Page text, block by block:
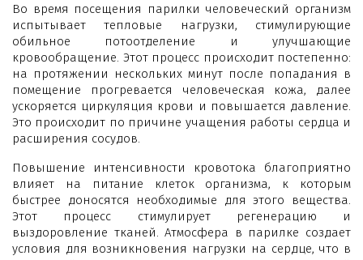
Во время посещения парилки человеческий организм
испытывает тепловые нагрузки, стимулирующие
обильное потоотделение и улучшающие
кровообращение. Этот процесс происходит постепенно:
на протяжении нескольких минут после попадания в
помещение прогревается человеческая кожа, далее
ускоряется циркуляция крови и повышается давление.
Это происходит по причине учащения работы сердца и
расширения сосудов.
Повышение интенсивности кровотока благоприятно
влияет на питание клеток организма, к которым
быстрее доносятся необходимые для этого вещества.
Этот процесс стимулирует регенерацию и
выздоровление тканей. Атмосфера в парилке создает
условия для возникновения нагрузки на сердце, что в